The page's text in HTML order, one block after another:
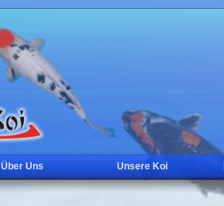
Über Uns Unsere Koi